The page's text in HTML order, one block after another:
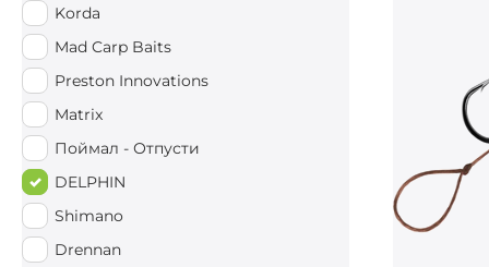
Korda
Mad Carp Baits
Preston Innovations
Matrix
Поймал - Отпусти
DELPHIN
Shimano
Drennan